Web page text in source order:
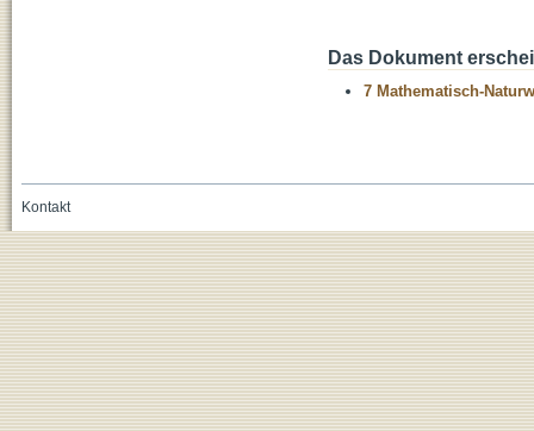
Das Dokument
7 Mathematisch-
Kontakt